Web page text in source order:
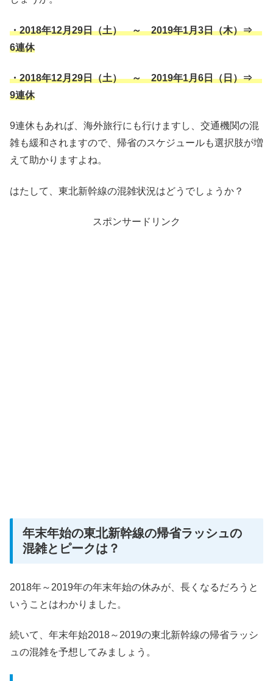
・2018年12月29日（土） ～ 2019年1月3日（木）⇒
6連休
・2018年12月29日（土） ～ 2019年1月6日（日）⇒
9連休
9連休もあれば、海外旅行にも行けますし、交通機関の混
雑も緩和されますので、帰省のスケジュールも選択肢が増
えて助かりますよね。
はたして、東北新幹線の混雑状況はどうでしょうか？
スポンサードリンク
年末年始の東北新幹線の帰省ラッシュの
混雑とピークは？
2018年～2019年の年末年始の休みが、長くなるだろうと
いうことはわかりました。
続いて、年末年始2018～2019の東北新幹線の帰省ラッシ
ュの混雑を予想してみましょう。